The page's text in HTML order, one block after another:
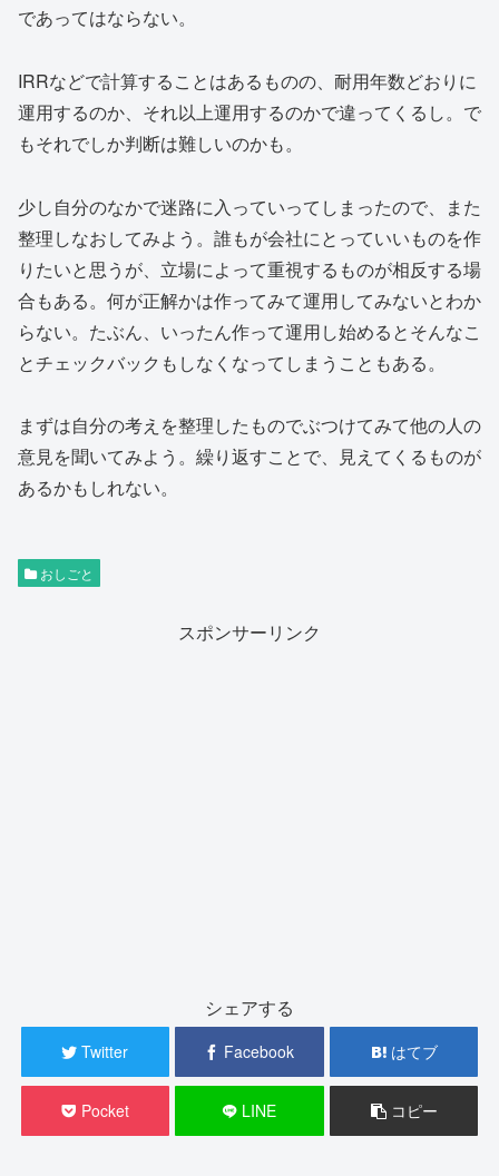
であってはならない。
IRRなどで計算することはあるものの、耐用年数どおりに
運用するのか、それ以上運用するのかで違ってくるし。で
もそれでしか判断は難しいのかも。
少し自分のなかで迷路に入っていってしまったので、また
整理しなおしてみよう。誰もが会社にとっていいものを作
りたいと思うが、立場によって重視するものが相反する場
合もある。何が正解かは作ってみて運用してみないとわか
らない。たぶん、いったん作って運用し始めるとそんなこ
とチェックバックもしなくなってしまうこともある。
まずは自分の考えを整理したものでぶつけてみて他の人の
意見を聞いてみよう。繰り返すことで、見えてくるものが
あるかもしれない。
おしごと
スポンサーリンク
シェアする
Twitter Facebook はてブ
Pocket LINE コピー